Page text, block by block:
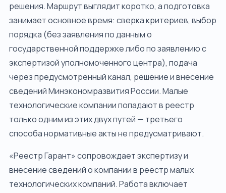
решения. Маршрут выглядит коротко, а подготовка
занимает основное время: сверка критериев, выбор
порядка (без заявления по данным о
государственной поддержке либо по заявлению с
экспертизой уполномоченного центра), подача
через предусмотренный канал, решение и внесение
сведений Минэкономразвития России. Малые
технологические компании попадают в реестр
только одним из этих двух путей — третьего
способа нормативные акты не предусматривают.
«Реестр Гарант» сопровождает экспертизу и
внесение сведений о компании в реестр малых
технологических компаний. Работа включает